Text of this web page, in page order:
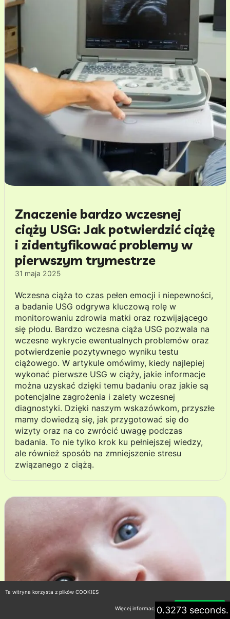
Znaczenie bardzo wczesnej
ciąży USG: Jak potwierdzić ciążę
i zidentyfikować problemy w
pierwszym trymestrze
31 maja 2025
Wczesna ciąża to czas pełen emocji i niepewności,
a badanie USG odgrywa kluczową rolę w
monitorowaniu zdrowia matki oraz rozwijającego
się płodu. Bardzo wczesna ciąża USG pozwala na
wczesne wykrycie ewentualnych problemów oraz
potwierdzenie pozytywnego wyniku testu
ciążowego. W artykule omówimy, kiedy najlepiej
wykonać pierwsze USG w ciąży, jakie informacje
można uzyskać dzięki temu badaniu oraz jakie są
potencjalne zagrożenia i zalety wczesnej
diagnostyki. Dzięki naszym wskazówkom, przyszłe
mamy dowiedzą się, jak przygotować się do
wizyty oraz na co zwrócić uwagę podczas
badania. To nie tylko krok ku pełniejszej wiedzy,
ale również sposób na zmniejszenie stresu
związanego z ciążą.
0.3273 seconds.
Ta witryna korzysta z plików COOKIES
Więcej informacji Akceptuję